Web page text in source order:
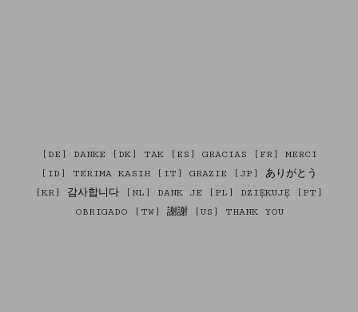
[DE] DANKE [DK] TAK [ES] GRACIAS [FR] MERCI
[ID] TERIMA KASIH [IT] GRAZIE [JP] ありがとう
[KR] 감사합니다 [NL] DANK JE [PL] DZIĘKUJĘ [PT]
OBRIGADO [TW] 謝謝 [US] THANK YOU